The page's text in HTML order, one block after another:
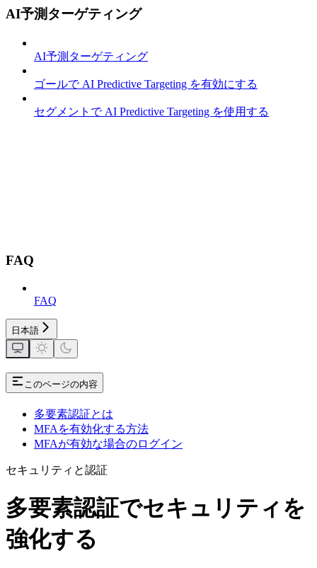
AI予測ターゲティング
AI予測ターゲティング
ゴールで AI Predictive Targeting を有効にする
セグメントで AI Predictive Targeting を使用する
FAQ
FAQ
日本語
このページの内容
多要素認証とは
MFAを有効化する方法
MFAが有効な場合のログイン
セキュリティと認証
多要素認証でセキュリティを
強化する